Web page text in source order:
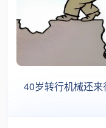
40岁转行机械还